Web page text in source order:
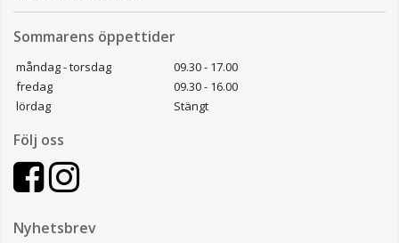
Sommarens öppettider
måndag - torsdag
09.30 - 17.00
fredag
09.30 - 16.00
lördag
Stängt
Följ oss
Nyhetsbrev